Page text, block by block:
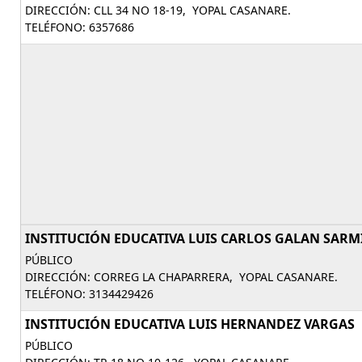
DIRECCIÓN: CLL 34 NO 18-19, YOPAL CASANARE.
TELÉFONO: 6357686
INSTITUCIÓN EDUCATIVA LUIS CARLOS GALAN
PÚBLICO
DIRECCIÓN: CORREG LA CHAPARRERA, YOPAL CASANARE.
TELÉFONO: 3134429426
INSTITUCIÓN EDUCATIVA LUIS HERNANDEZ VARGAS
PÚBLICO